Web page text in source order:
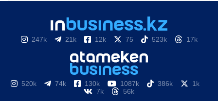
247k 21k 12k 75 523k 17k
520k 74k 130k 1087k 386k
1k
7k
56k